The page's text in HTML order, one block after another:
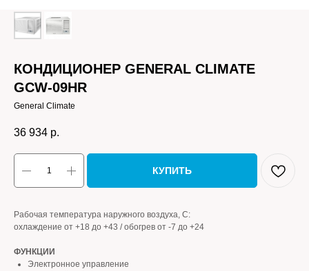
КОНДИЦИОНЕР GENERAL СLIMATE
GCW-09HR
General Climate
36 934 р.
КУПИТЬ
Рабочая температура наружного воздуха, С:
охлаждение от +18 до +43 / обогрев от -7 до +24
ФУНКЦИИ
Электронное управление